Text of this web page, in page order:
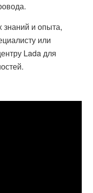
знаний и опыта,
или
Lada для